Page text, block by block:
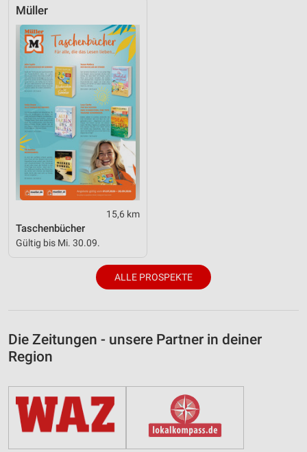
Müller
15,6 km
Taschenbücher
Gültig bis Mi. 30.09.
ALLE PROSPEKTE
Die Zeitungen - unsere Partner in deiner
Region